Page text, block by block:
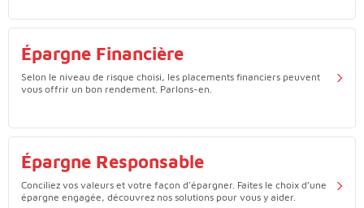
Épargne Financière
Selon le niveau de risque choisi, les placements financiers peuvent
vous offrir un bon rendement. Parlons-en.
Épargne Responsable
Conciliez vos valeurs et votre façon d'épargner. Faites le choix d’une
épargne engagée, découvrez nos solutions pour vous y aider.